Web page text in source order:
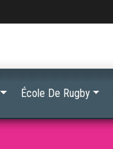
École De Rugby